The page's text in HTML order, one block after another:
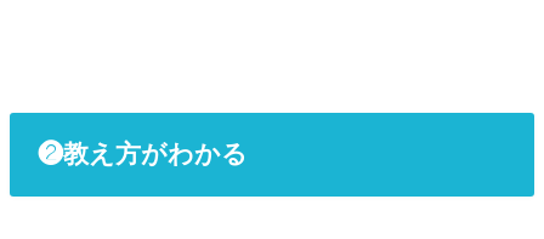
❷教え方がわかる